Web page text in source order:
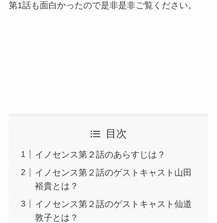
第1話も面白かったので是非是非ご覧ください。
目次
イノセンス第２話のあらすじは？
イノセンス第２話のゲストキャスト山田
裕貴とは？
イノセンス第２話のゲストキャスト仙道
敦子とは？